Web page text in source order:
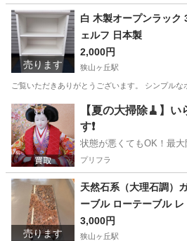
埼玉 所沢市 狭山ヶ丘駅 テーブル
売ります
白 木製オープンラック
ェルフ 日本製
2,000円
狭山ヶ丘駅
ご覧いただきありがとうございます。 シンプル
埼玉 所沢市 狭山ヶ丘駅 収納家具
【夏の大掃除🧹】
す❗️
状態が悪くてもOK！最
プリフラ
売ります
天然石系（大理石調）
ーブル ローテーブル
3,000円
狭山ヶ丘駅